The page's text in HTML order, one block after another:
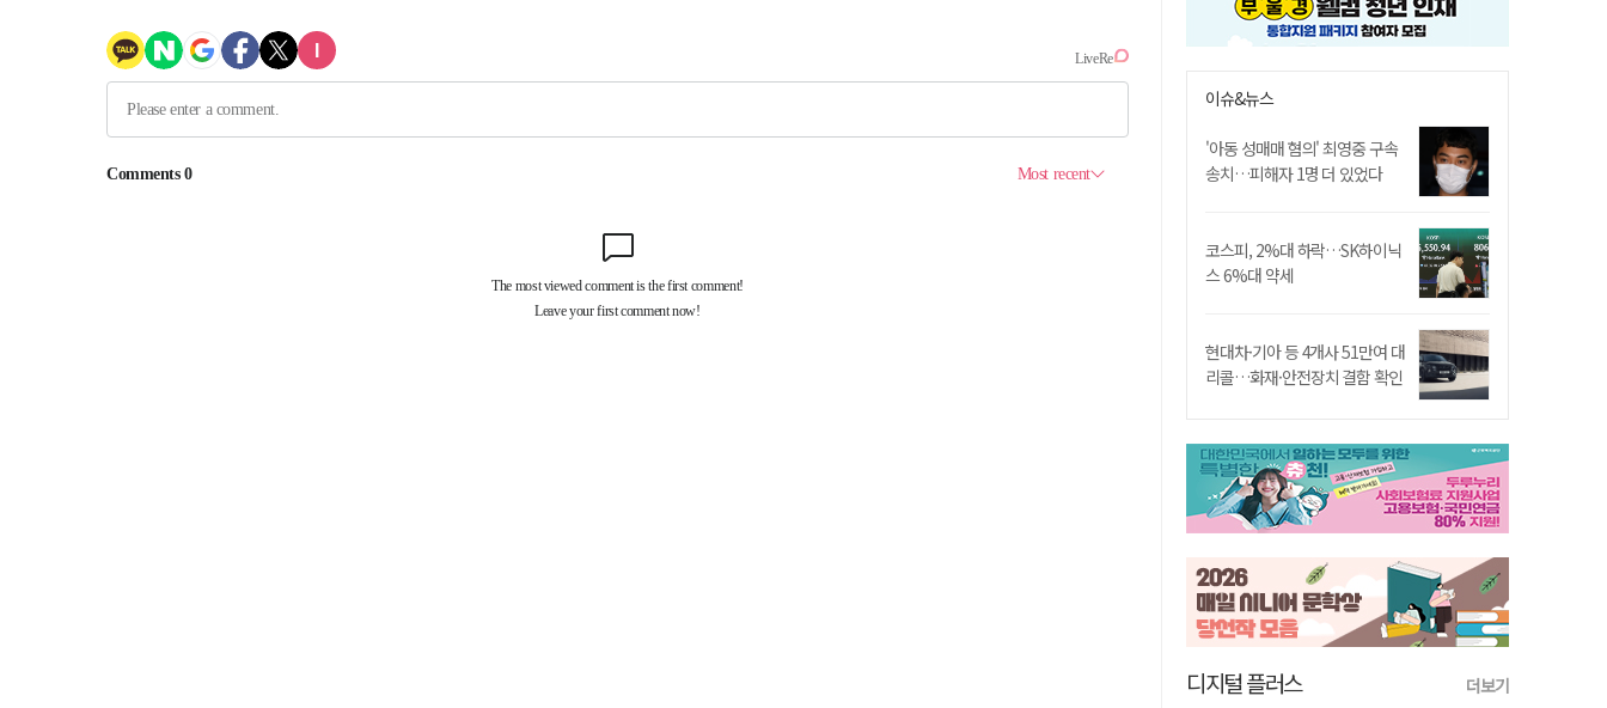
이슈&뉴스
'아동 성매매 혐의' 최영중 구속
송치…피해자 1명 더 있었다
코스피, 2%대 하락…SK하이닉
스 6%대 약세
현대차·기아 등 4개사 51만여 대
리콜…화재·안전장치 결함 확인
디지털 플러스 더보기